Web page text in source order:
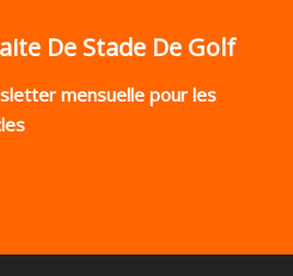
De Stade De Golf
mensuelle pour les